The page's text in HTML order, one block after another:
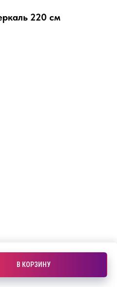
220 см
В КОРЗИНУ